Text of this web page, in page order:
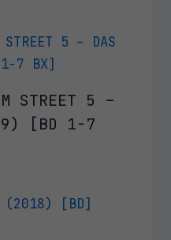
STREET 5 –
[BD 1-7